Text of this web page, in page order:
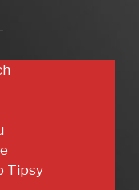
Tipsy